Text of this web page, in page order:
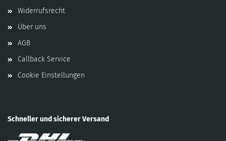
Widerrufsrecht
Über uns
AGB
Callback Service
Cookie Einstellungen
Schneller und sicherer Versand